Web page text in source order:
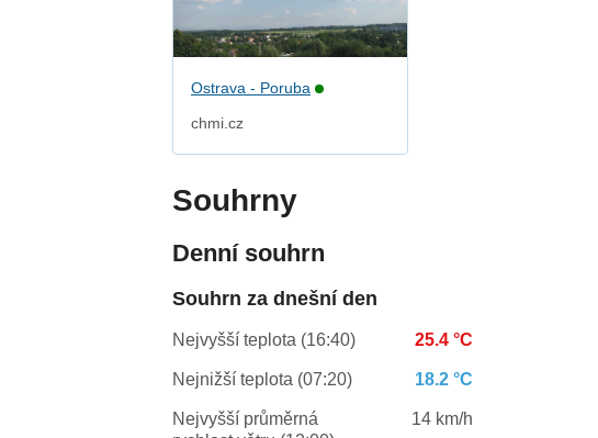
Ostrava - Poruba
chmi.cz
Souhrny
Denní souhrn
Souhrn za dnešní den
Nejvyšší teplota (16:40) 25.4 °C
Nejnižší teplota (07:20) 18.2 °C
Nejvyšší průměrná
14 km/h